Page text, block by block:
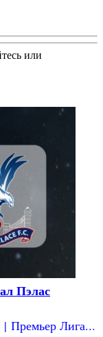
или
Пэлас
Премьер Лига...